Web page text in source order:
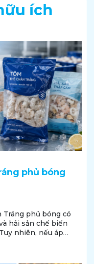
ích
phủ bóng
Tráng phủ bóng có
hải sản chế biến
nhiên, nếu áp